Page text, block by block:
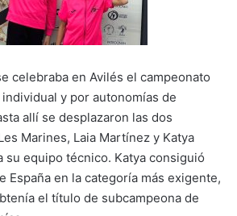
celebraba en Avilés el campeonato
y por autonomías de
allí se desplazaron las dos
Marines, Laia Martínez y Katya
su equipo técnico. Katya consiguió
España en la categoría más exigente,
el título de subcampeona de